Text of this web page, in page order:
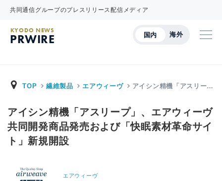
共同通信グループのプレスリリース配信メディア
国内 海外
KYODO NEWS
PRWIRE
TOP 繊維製品 エアウィーヴ アイシン精機「アスリー…
アイシン精機「アスリープ」、エアウィーヴ
共同開発商品発売および「快眠素材革命サイ
ト」新規開設
エアウィーヴ